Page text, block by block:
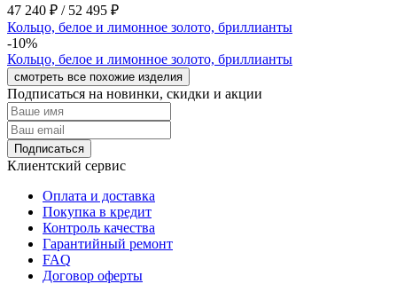
47 240 ₽ / 52 495 ₽
Кольцо, белое и лимонное золото, бриллианты
-10%
Кольцо, белое и лимонное золото, бриллианты
смотреть все похожие изделия
Подписаться на новинки, скидки и акции
Подписаться
Клиентский сервис
Оплата и доставка
Покупка в кредит
Контроль качества
Гарантийный ремонт
FAQ
Договор оферты